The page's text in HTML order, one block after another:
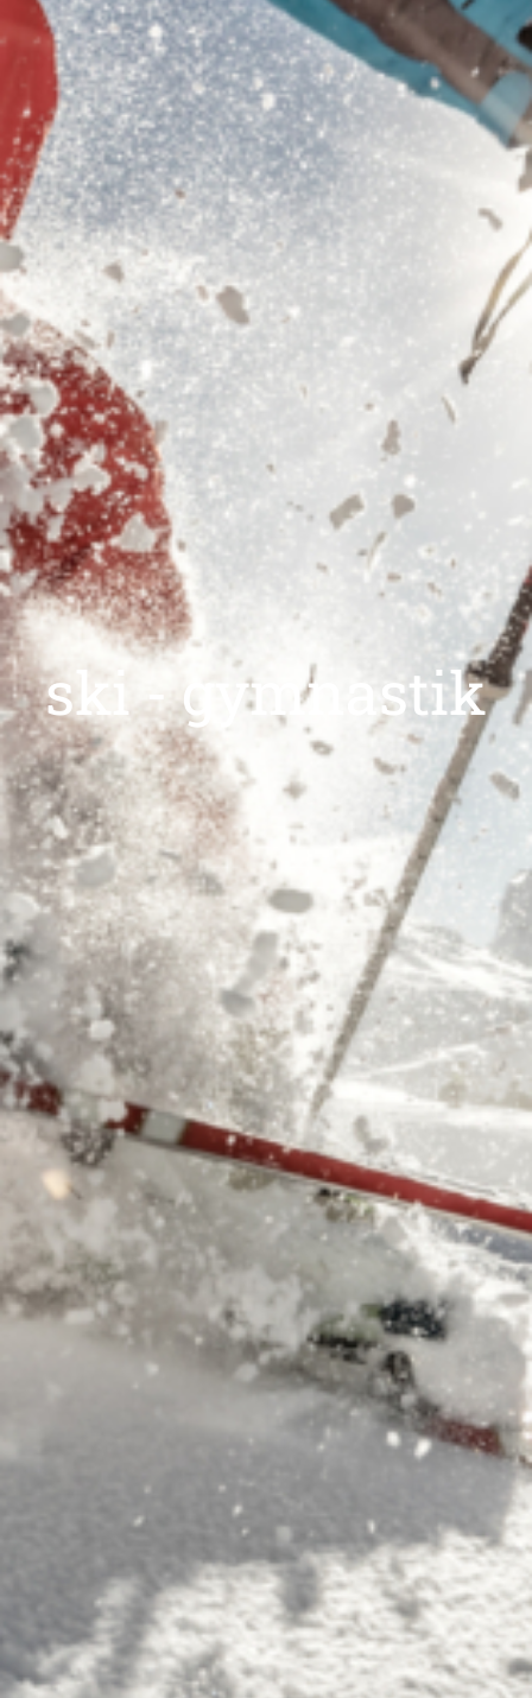
ski - gymnastik